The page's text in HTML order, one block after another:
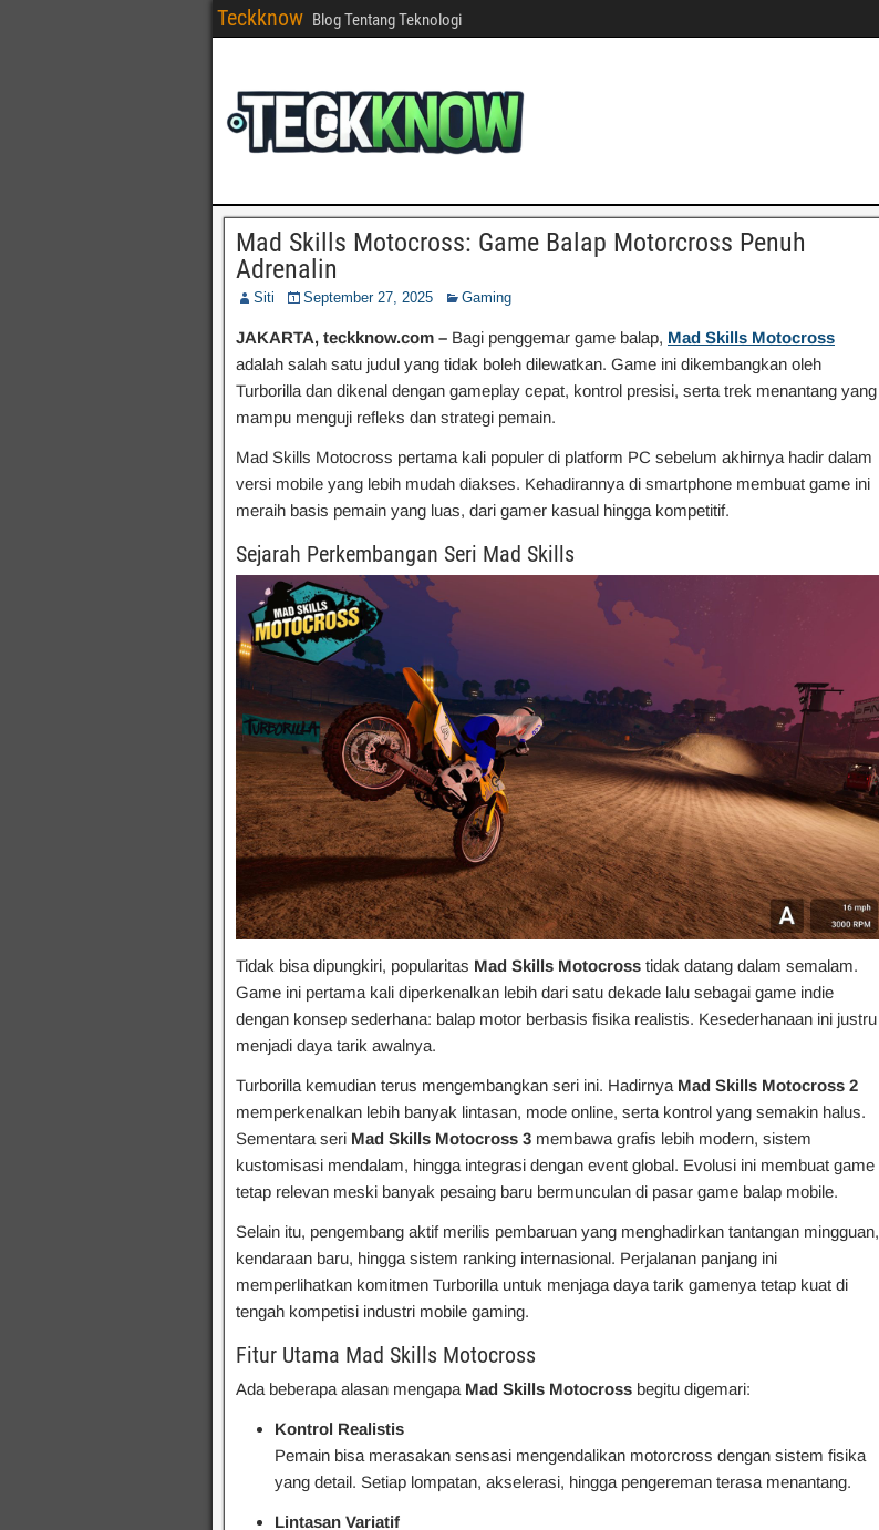
Teckknow Blog Tentang Teknologi
Mad Skills Motocross: Game Balap Motorcross Penuh
Adrenalin
Siti September 27, 2025 Gaming
JAKARTA, teckknow.com – Bagi penggemar game balap, Mad Skills Motocross
adalah salah satu judul yang tidak boleh dilewatkan. Game ini dikembangkan oleh
Turborilla dan dikenal dengan gameplay cepat, kontrol presisi, serta trek menantang yang
mampu menguji refleks dan strategi pemain.
Mad Skills Motocross pertama kali populer di platform PC sebelum akhirnya hadir dalam
versi mobile yang lebih mudah diakses. Kehadirannya di smartphone membuat game ini
meraih basis pemain yang luas, dari gamer kasual hingga kompetitif.
Sejarah Perkembangan Seri Mad Skills
Tidak bisa dipungkiri, popularitas Mad Skills Motocross tidak datang dalam semalam.
Game ini pertama kali diperkenalkan lebih dari satu dekade lalu sebagai game indie
dengan konsep sederhana: balap motor berbasis fisika realistis. Kesederhanaan ini justru
menjadi daya tarik awalnya.
Turborilla kemudian terus mengembangkan seri ini. Hadirnya Mad Skills Motocross 2
memperkenalkan lebih banyak lintasan, mode online, serta kontrol yang semakin halus.
Sementara seri Mad Skills Motocross 3 membawa grafis lebih modern, sistem
kustomisasi mendalam, hingga integrasi dengan event global. Evolusi ini membuat game
tetap relevan meski banyak pesaing baru bermunculan di pasar game balap mobile.
Selain itu, pengembang aktif merilis pembaruan yang menghadirkan tantangan mingguan,
kendaraan baru, hingga sistem ranking internasional. Perjalanan panjang ini
memperlihatkan komitmen Turborilla untuk menjaga daya tarik gamenya tetap kuat di
tengah kompetisi industri mobile gaming.
Fitur Utama Mad Skills Motocross
Ada beberapa alasan mengapa Mad Skills Motocross begitu digemari:
Kontrol Realistis
Pemain bisa merasakan sensasi mengendalikan motorcross dengan sistem fisika
yang detail. Setiap lompatan, akselerasi, hingga pengereman terasa menantang.
Lintasan Variatif